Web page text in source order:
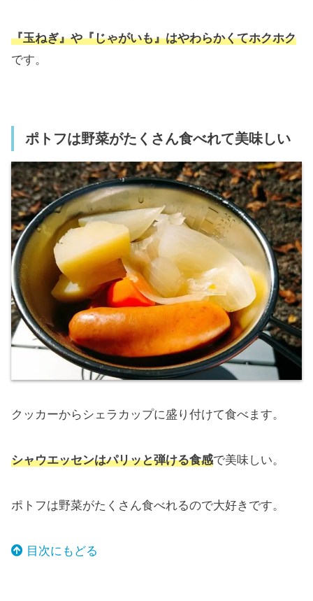
『玉ねぎ』や『じゃがいも』はやわらかくてホクホク
です。
ポトフは野菜がたくさん食べれて美味しい
クッカーからシェラカップに盛り付けて食べます。
シャウエッセンはパリッと弾ける食感で美味しい。
ポトフは野菜がたくさん食べれるので大好きです。
目次にもどる